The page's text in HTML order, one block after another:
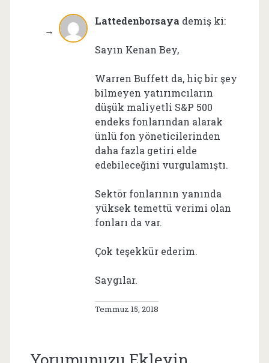
Lattedenborsaya demiş ki:
Sayın Kenan Bey,
Warren Buffett da, hiç bir şey
bilmeyen yatırımcıların
düşük maliyetli S&P 500
endeks fonlarından alarak
ünlü fon yöneticilerinden
daha fazla getiri elde
edebileceğini vurgulamıştı.
Sektör fonlarının yanında
yüksek temettü verimi olan
fonları da var.
Çok teşekkür ederim.
Saygılar.
Temmuz 15, 2018